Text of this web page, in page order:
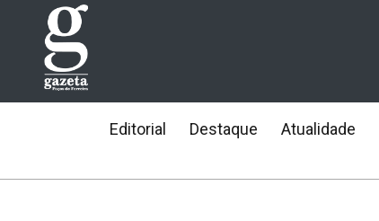
Editorial Destaque Atualidade